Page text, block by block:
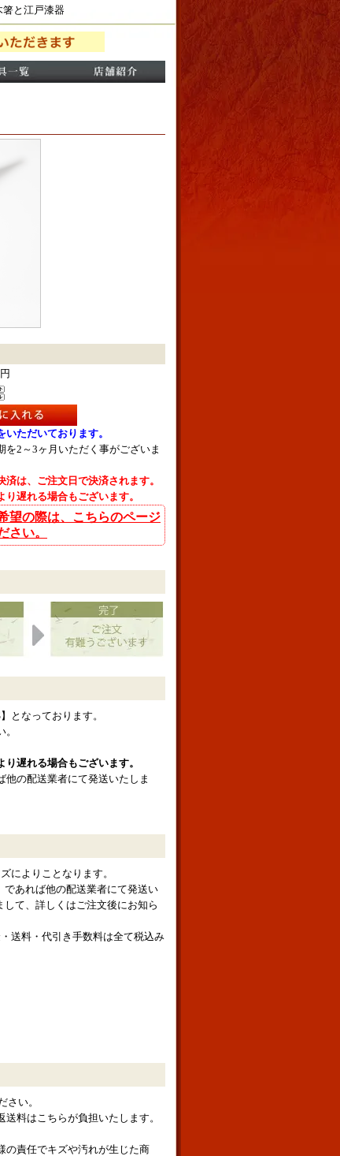
箸と江戸漆器
ただいております。
を2～3ヶ月いただく事がございま
は、ご注文日で決済されます。
遅れる場合もございます。
望の際は、こちらのページ
さい。
となっております。
遅れる場合もございます。
の配送業者にて発送いたしま
によりことなります。
であれば他の配送業者にて発送い
して、詳しくはご注文後にお知ら
送料・代引き手数料は全て税込み
さい。
料はこちらが負担いたします。
の責任でキズや汚れが生じた商